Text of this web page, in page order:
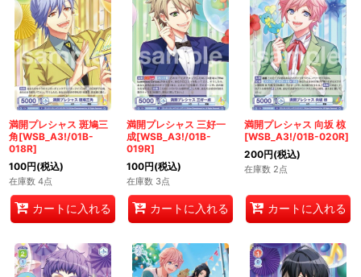
満開プレシャス 斑鳩三
角[WSB_A3!/01B-
018R]
100円(税込)
在庫数 4点
カートに入れる
満開プレシャス 三好一
成[WSB_A3!/01B-
019R]
100円(税込)
在庫数 3点
カートに入れる
満開プレシャス 向坂 椋
[WSB_A3!/01B-020R]
200円(税込)
在庫数 2点
カートに入れる